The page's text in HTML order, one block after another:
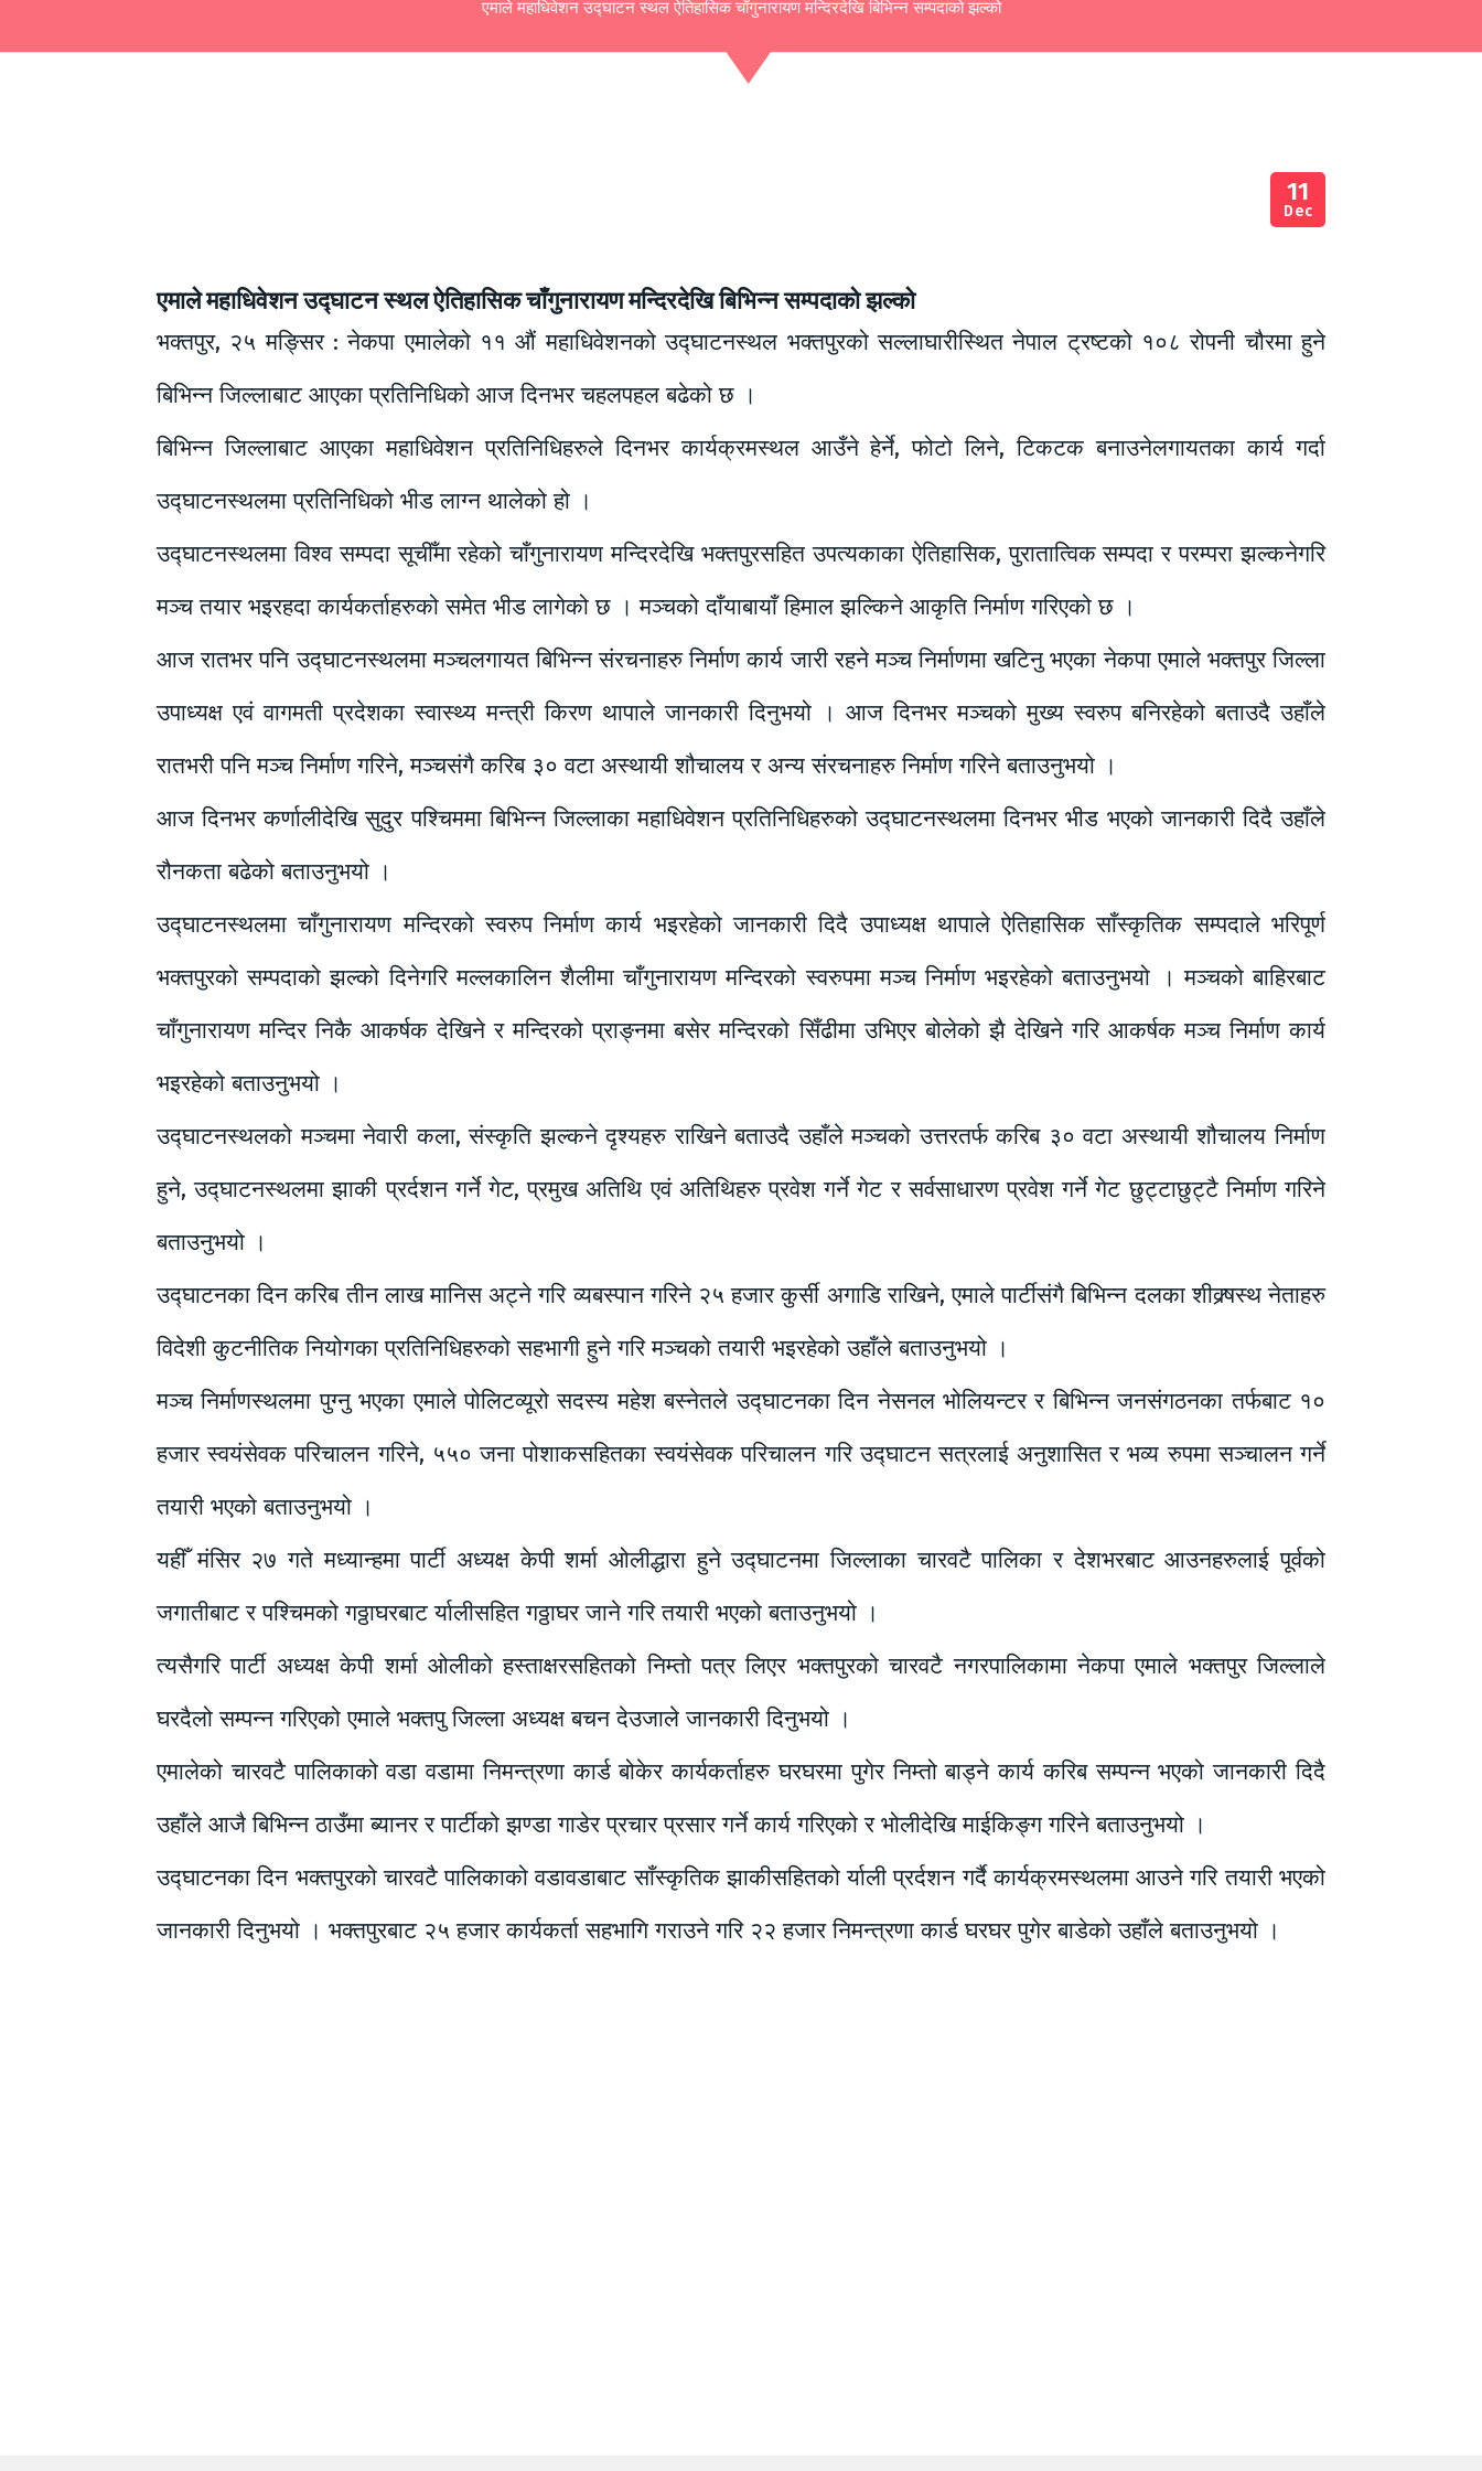
एमाले महाधिवेशन उद्घाटन स्थल ऐतिहासिक चाँगुनारायण मन्दिरदेखि बिभिन्न सम्पदाको झल्को
11
Dec
एमाले महाधिवेशन उद्घाटन स्थल ऐतिहासिक चाँगुनारायण मन्दिरदेखि बिभिन्न सम्पदाको झल्को
भक्तपुर, २५ मङ्सिर : नेकपा एमालेको ११ औं महाधिवेशनको उद्घाटनस्थल भक्तपुरको सल्लाघारीस्थित नेपाल ट्रष्टको १०८ रोपनी चौरमा हुने
बिभिन्न जिल्लाबाट आएका प्रतिनिधिको आज दिनभर चहलपहल बढेको छ ।
बिभिन्न जिल्लाबाट आएका महाधिवेशन प्रतिनिधिहरुले दिनभर कार्यक्रमस्थल आउँने हेर्ने, फोटो लिने, टिकटक बनाउनेलगायतका कार्य गर्दा
उद्घाटनस्थलमा प्रतिनिधिको भीड लाग्न थालेको हो ।
उद्घाटनस्थलमा विश्व सम्पदा सूचीँमा रहेको चाँगुनारायण मन्दिरदेखि भक्तपुरसहित उपत्यकाका ऐतिहासिक, पुरातात्विक सम्पदा र परम्परा झल्कनेगरि
मञ्च तयार भइरहदा कार्यकर्ताहरुको समेत भीड लागेको छ । मञ्चको दाँयाबायाँ हिमाल झल्किने आकृति निर्माण गरिएको छ ।
आज रातभर पनि उद्घाटनस्थलमा मञ्चलगायत बिभिन्न संरचनाहरु निर्माण कार्य जारी रहने मञ्च निर्माणमा खटिनु भएका नेकपा एमाले भक्तपुर जिल्ला
उपाध्यक्ष एवं वागमती प्रदेशका स्वास्थ्य मन्त्री किरण थापाले जानकारी दिनुभयो । आज दिनभर मञ्चको मुख्य स्वरुप बनिरहेको बताउदै उहाँले
रातभरी पनि मञ्च निर्माण गरिने, मञ्चसंगै करिब ३० वटा अस्थायी शौचालय र अन्य संरचनाहरु निर्माण गरिने बताउनुभयो ।
आज दिनभर कर्णालीदेखि सुदुर पश्चिममा बिभिन्न जिल्लाका महाधिवेशन प्रतिनिधिहरुको उद्घाटनस्थलमा दिनभर भीड भएको जानकारी दिदै उहाँले
रौनकता बढेको बताउनुभयो ।
उद्घाटनस्थलमा चाँगुनारायण मन्दिरको स्वरुप निर्माण कार्य भइरहेको जानकारी दिदै उपाध्यक्ष थापाले ऐतिहासिक साँस्कृतिक सम्पदाले भरिपूर्ण
भक्तपुरको सम्पदाको झल्को दिनेगरि मल्लकालिन शैलीमा चाँगुनारायण मन्दिरको स्वरुपमा मञ्च निर्माण भइरहेको बताउनुभयो । मञ्चको बाहिरबाट
चाँगुनारायण मन्दिर निकै आकर्षक देखिने र मन्दिरको प्राङ्नमा बसेर मन्दिरको सिँढीमा उभिएर बोलेको झै देखिने गरि आकर्षक मञ्च निर्माण कार्य
भइरहेको बताउनुभयो ।
उद्घाटनस्थलको मञ्चमा नेवारी कला, संस्कृति झल्कने दृश्यहरु राखिने बताउदै उहाँले मञ्चको उत्तरतर्फ करिब ३० वटा अस्थायी शौचालय निर्माण
हुने, उद्घाटनस्थलमा झाकी प्रर्दशन गर्ने गेट, प्रमुख अतिथि एवं अतिथिहरु प्रवेश गर्ने गेट र सर्वसाधारण प्रवेश गर्ने गेट छुट्टाछुट्टै निर्माण गरिने
बताउनुभयो ।
उद्घाटनका दिन करिब तीन लाख मानिस अट्ने गरि व्यबस्पान गरिने २५ हजार कुर्सी अगाडि राखिने, एमाले पार्टीसंगै बिभिन्न दलका शीक्र्षस्थ नेताहरु
विदेशी कुटनीतिक नियोगका प्रतिनिधिहरुको सहभागी हुने गरि मञ्चको तयारी भइरहेको उहाँले बताउनुभयो ।
मञ्च निर्माणस्थलमा पुग्नु भएका एमाले पोलिटव्यूरो सदस्य महेश बस्नेतले उद्घाटनका दिन नेसनल भोलियन्टर र बिभिन्न जनसंगठनका तर्फबाट १०
हजार स्वयंसेवक परिचालन गरिने, ५५० जना पोशाकसहितका स्वयंसेवक परिचालन गरि उद्घाटन सत्रलाई अनुशासित र भव्य रुपमा सञ्चालन गर्ने
तयारी भएको बताउनुभयो ।
यहीँ मंसिर २७ गते मध्यान्हमा पार्टी अध्यक्ष केपी शर्मा ओलीद्धारा हुने उद्घाटनमा जिल्लाका चारवटै पालिका र देशभरबाट आउनहरुलाई पूर्वको
जगातीबाट र पश्चिमको गठ्ठाघरबाट र्यालीसहित गठ्ठाघर जाने गरि तयारी भएको बताउनुभयो ।
त्यसैगरि पार्टी अध्यक्ष केपी शर्मा ओलीको हस्ताक्षरसहितको निम्तो पत्र लिएर भक्तपुरको चारवटै नगरपालिकामा नेकपा एमाले भक्तपुर जिल्लाले
घरदैलो सम्पन्न गरिएको एमाले भक्तपु जिल्ला अध्यक्ष बचन देउजाले जानकारी दिनुभयो ।
एमालेको चारवटै पालिकाको वडा वडामा निमन्त्रणा कार्ड बोकेर कार्यकर्ताहरु घरघरमा पुगेर निम्तो बाड्ने कार्य करिब सम्पन्न भएको जानकारी दिदै
उहाँले आजै बिभिन्न ठाउँमा ब्यानर र पार्टीको झण्डा गाडेर प्रचार प्रसार गर्ने कार्य गरिएको र भोलीदेखि माईकिङ्ग गरिने बताउनुभयो ।
उद्घाटनका दिन भक्तपुरको चारवटै पालिकाको वडावडाबाट साँस्कृतिक झाकीसहितको र्याली प्रर्दशन गर्दै कार्यक्रमस्थलमा आउने गरि तयारी भएको
जानकारी दिनुभयो । भक्तपुरबाट २५ हजार कार्यकर्ता सहभागि गराउने गरि २२ हजार निमन्त्रणा कार्ड घरघर पुगेर बाडेको उहाँले बताउनुभयो ।